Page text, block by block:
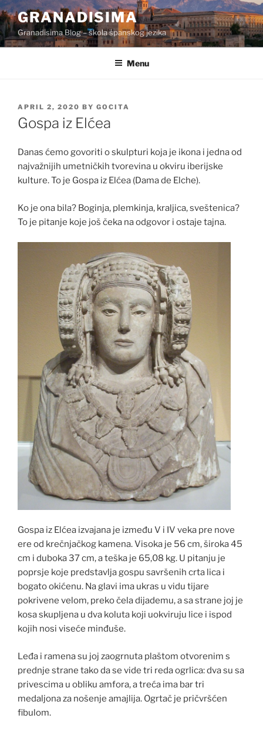
Skip
to
content
GRANADISIMA
Granadisima Blog – škola španskog jezika
Menu
POSTED
ON
APRIL 2, 2020 BY GOCITA
Gospa iz Elćea
Danas ćemo govoriti o skulpturi koja je ikona i jedna od
najvažnijih umetničkih tvorevina u okviru iberijske
kulture. To je Gospa iz Elćea (Dama de Elche).
Ko je ona bila? Boginja, plemkinja, kraljica, sveštenica?
To je pitanje koje još čeka na odgovor i ostaje tajna.
Gospa iz Elćea izvajana je između V i IV veka pre nove
ere od krečnjačkog kamena. Visoka je 56 cm, široka 45
cm i duboka 37 cm, a teška je 65,08 kg. U pitanju je
poprsje koje predstavlja gospu savršenih crta lica i
bogato okićenu. Na glavi ima ukras u vidu tijare
pokrivene velom, preko čela dijademu, a sa strane joj je
kosa skupljena u dva koluta koji uokviruju lice i ispod
kojih nosi viseće minđuše.
Leđa i ramena su joj zaogrnuta plaštom otvorenim s
prednje strane tako da se vide tri reda ogrlica: dva su sa
privescima u obliku amfora, a treća ima bar tri
medaljona za nošenje amajlija. Ogrtač je pričvršćen
fibulom.